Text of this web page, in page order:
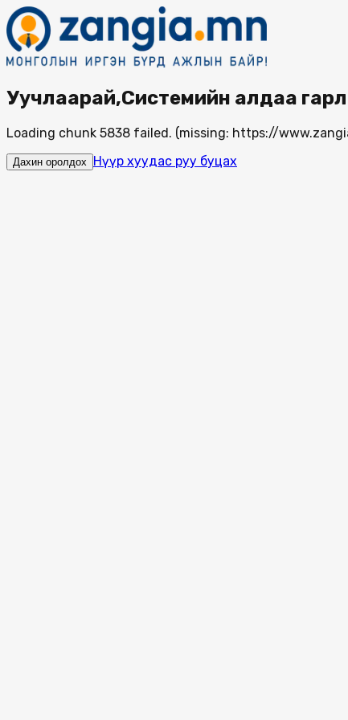
Уучлаарай,Системийн алдаа
Loading chunk 5838 failed. (missing: https://
Дахин оролдох Нүүр хуудас руу буцах